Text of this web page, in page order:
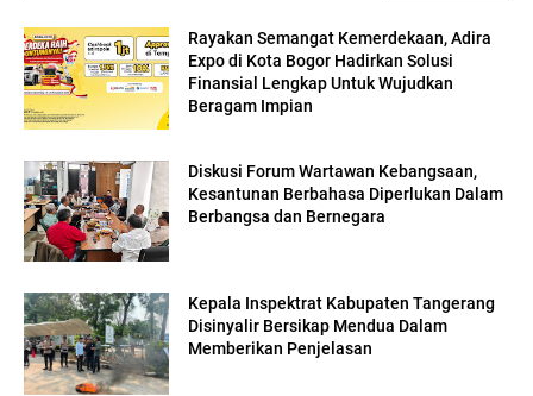
Rayakan Semangat Kemerdekaan, Adira
Expo di Kota Bogor Hadirkan Solusi
Finansial Lengkap Untuk Wujudkan
Beragam Impian
Diskusi Forum Wartawan Kebangsaan,
Kesantunan Berbahasa Diperlukan Dalam
Berbangsa dan Bernegara
Kepala Inspektrat Kabupaten Tangerang
Disinyalir Bersikap Mendua Dalam
Memberikan Penjelasan